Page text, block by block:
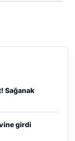
Sağanak
girdi